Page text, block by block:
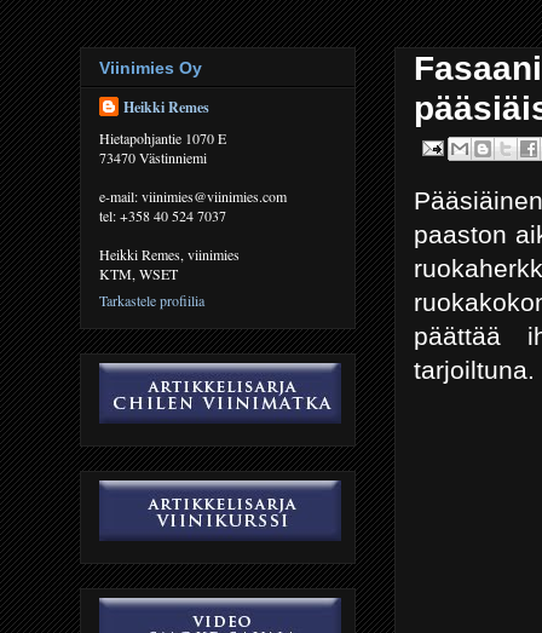
paaston
päättää
Viinimies Oy
Heikki Remes
Hietapohjantie 1070 E
73470 Västinniemi
e-mail: viinimies@viinimies.com
tel: +358 40 524 7037
Heikki Remes, viinimies
KTM, WSET
Tarkastele profiilia